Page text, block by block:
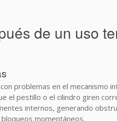
de un uso
problemas en el mecanismo
el pestillo o el cilindro giren
internos, generando
momentáneos.